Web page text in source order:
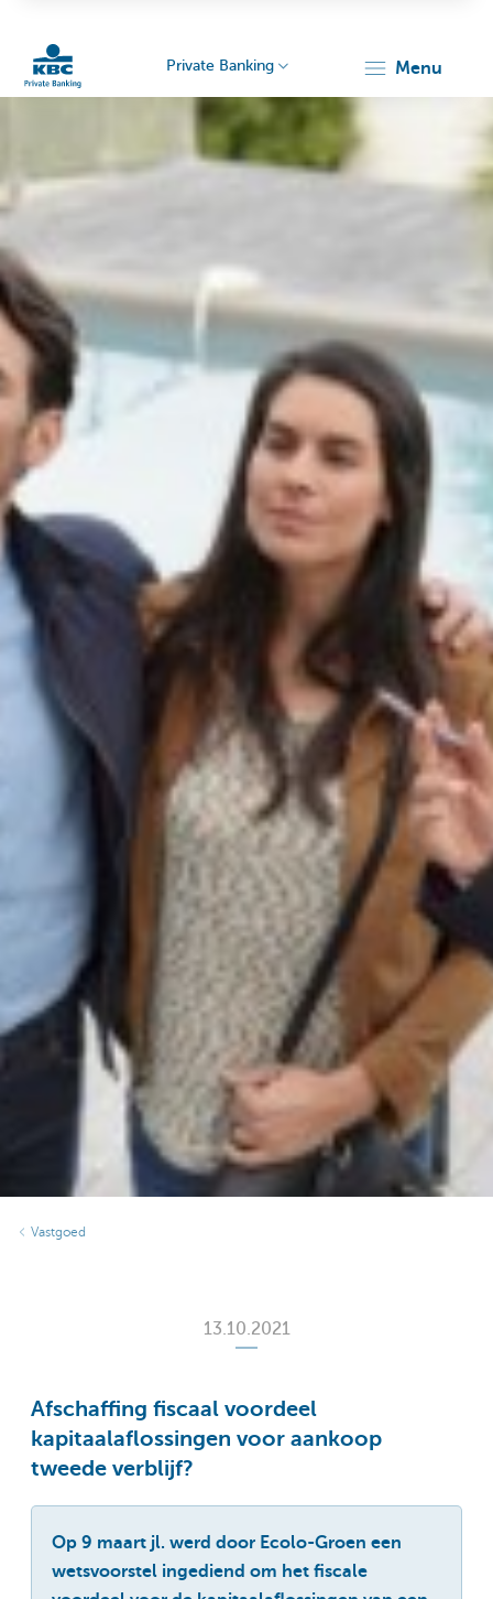
Particulieren
Private Banking menu
Vastgoed
13.10.2021
Afschaffing fiscaal voordeel
kapitaalaflossingen voor aankoop
tweede verblijf?
Op 9 maart jl. werd door Ecolo-Groen een
wetsvoorstel ingediend om het fiscale